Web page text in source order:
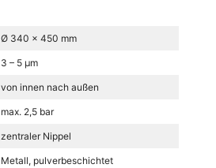
Ø 340 x 450 mm
3 – 5 µm
von innen nach außen
max. 2,5 bar
zentraler Nippel
Metall, pulverbeschichtet